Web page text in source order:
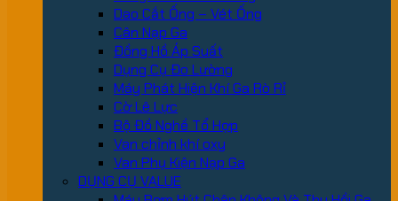
Dao Cắt Ống – Vét Ống
Cân Nạp Ga
Đồng Hồ Áp Suất
Dụng Cụ Đo Lường
Máy Phát Hiện Khí Ga Rò Rỉ
Cờ Lê Lực
Bộ Đồ Nghề Tổ Hợp
Van chỉnh khí oxy
Van Phụ Kiện Nạp Ga
DỤNG CỤ VALUE